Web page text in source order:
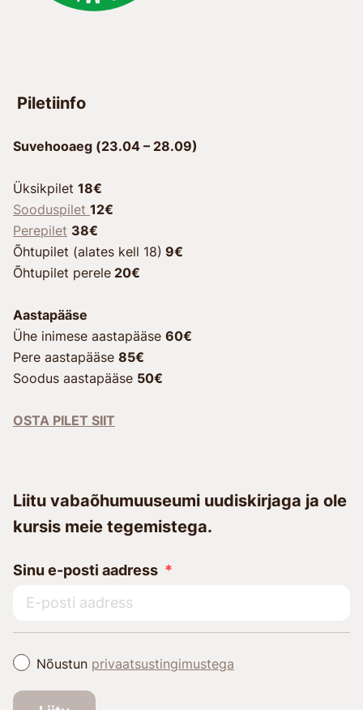
Piletiinfo
Suvehooaeg (23.04 – 28.09)
Üksikpilet 18€
Sooduspilet 12€
Perepilet 38€
Õhtupilet (alates kell 18) 9€
Õhtupilet perele 20€
Aastapääse
Ühe inimese aastapääse 60€
Pere aastapääse 85€
Soodus aastapääse 50€
OSTA PILET SIIT
Liitu vabaõhumuuseumi uudiskirjaga ja ole
kursis meie tegemistega.
Sinu e-posti aadress
Nõustun privaatsustingimustega